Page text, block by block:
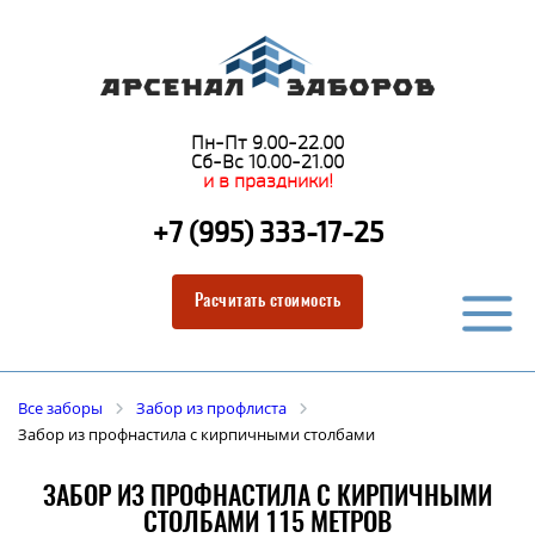
Пн-Пт 9.00-22.00
Сб-Вс 10.00-21.00
и в праздники!
+7 (995) 333-17-25
Расчитать стоимость
Все заборы
Забор из профлиста
Забор из профнастила с кирпичными столбами
ЗАБОР ИЗ ПРОФНАСТИЛА С КИРПИЧНЫМИ
СТОЛБАМИ 115 МЕТРОВ